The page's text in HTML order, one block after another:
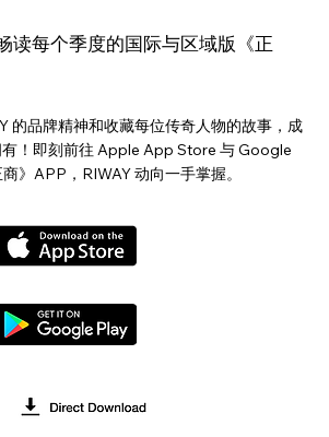
读每个季度的国际与区域版《正
的品牌精神和收藏每位传奇人物的故事，成
！即刻前往 Apple App Store 与 Google
》APP，RIWAY 动向一手掌握。